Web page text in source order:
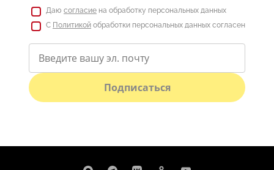
Даю согласие на обработку персональных данных
С Политикой обработки персональных данных согласен
Подписаться